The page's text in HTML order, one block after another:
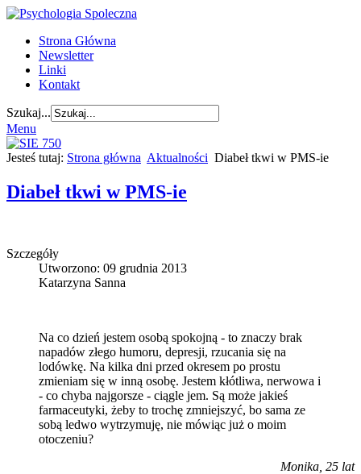
Strona Główna
Newsletter
Linki
Kontakt
Szukaj...
Menu
Jesteś tutaj: Strona główna Aktualności Diabeł tkwi w PMS-ie
Diabeł tkwi w PMS-ie
Szczegóły
Utworzono: 09 grudnia 2013
Katarzyna Sanna
Na co dzień jestem osobą spokojną - to znaczy brak
napadów złego humoru, depresji, rzucania się na
lodówkę. Na kilka dni przed okresem po prostu
zmieniam się w inną osobę. Jestem kłótliwa, nerwowa i
- co chyba najgorsze - ciągle jem. Są może jakieś
farmaceutyki, żeby to trochę zmniejszyć, bo sama ze
sobą ledwo wytrzymuję, nie mówiąc już o moim
otoczeniu?
Monika, 25 lat